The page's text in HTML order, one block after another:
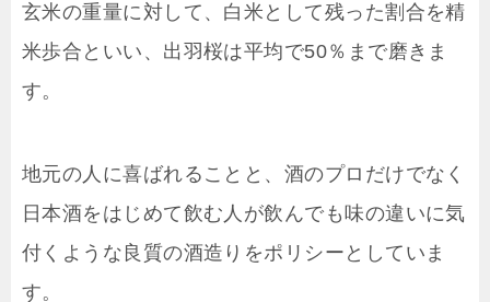
玄米の重量に対して、白米として残った割合を精
米歩合といい、出羽桜は平均で50％まで磨きま
す。
地元の人に喜ばれることと、酒のプロだけでなく
日本酒をはじめて飲む人が飲んでも味の違いに気
付くような良質の酒造りをポリシーとしていま
す。